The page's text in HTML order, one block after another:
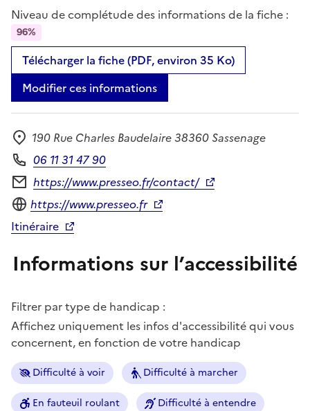
Niveau de complétude des informations de la fiche :
96%
Télécharger la fiche (PDF, environ 35 Ko)
Modifier ces informations
Adresse
190 Rue Charles Baudelaire 38360 Sassenage
Téléphone
06 11 31 47 90
Formulaire de contact
https://www.presseo.fr/contact/
Site internet
https://www.presseo.fr
Itinéraire
Informations sur l’accessibilité
Filtrer par type de handicap :
Affichez uniquement les infos d'accessibilité qui vous
concernent, en fonction de votre handicap
Difficulté à voir Difficulté à marcher
En fauteuil roulant Difficulté à entendre